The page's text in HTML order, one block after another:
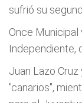
sufrió su
Once
Independiente,
Juan Lazo
"canarios",